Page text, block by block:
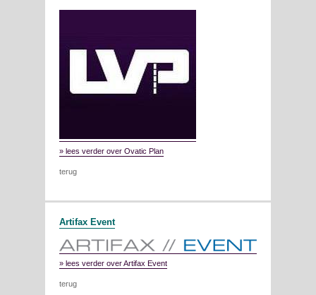
» lees verder over Ovatic Plan
terug
Artifax Event
» lees verder over Artifax Event
terug